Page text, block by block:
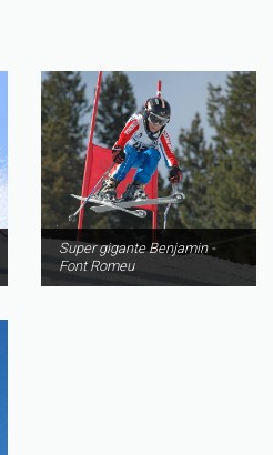
Super gigante Benjamin -
Font Romeu